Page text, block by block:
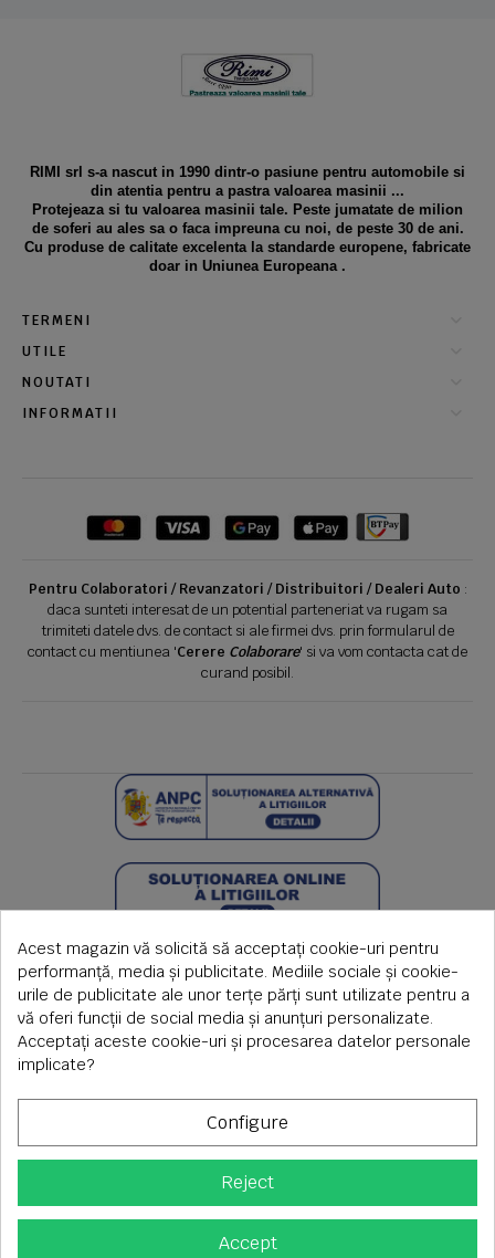
RIMI srl s-a nascut in 1990 dintr-o pasiune pentru automobile si
din atentia pentru a pastra valoarea masinii ...
Protejeaza si tu valoarea masinii tale. Peste jumatate de milion
de soferi au ales sa o faca impreuna cu noi, de peste 30 de ani.
Cu produse de calitate excelenta la standarde europene, fabricate
doar in Uniunea Europeana .
TERMENI
UTILE
NOUTATI
INFORMATII
Pentru Colaboratori / Revanzatori / Distribuitori / Dealeri Auto :
daca sunteti interesat de un potential parteneriat va rugam sa
trimiteti datele dvs. de contact si ale firmei dvs. prin formularul de
contact cu mentiunea 'Cerere Colaborare' si va vom contacta cat de
curand posibil.
Copyright © 2026 S.C. Rimi S.R.L. , Reg.Com: J1992000639351,
CUI: RO1824566
Tel fix: 0256-275 273 mobil: 0720 699 655 ,
Acest magazin vă solicită să acceptați cookie-uri pentru
performanță, media și publicitate. Mediile sociale și cookie-
urile de publicitate ale unor terțe părți sunt utilizate pentru a
vă oferi funcții de social media și anunțuri personalizate.
Acceptați aceste cookie-uri și procesarea datelor personale
implicate?
Configure
Reject
Accept